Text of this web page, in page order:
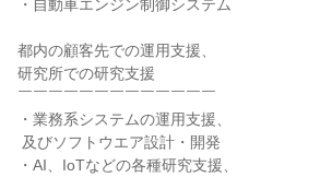
・自動車エンジン制御システム
都内の顧客先での運用支援、
研究所での研究支援
￣￣￣￣￣￣￣￣￣￣￣￣￣
・業務系システムの運用支援、
・AI、IoTなどの各種研究支援、